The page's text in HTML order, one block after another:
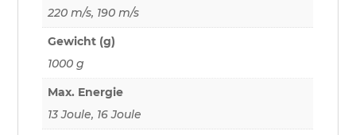
220 m/s, 190 m/s
Gewicht (g)
1000 g
Max. Energie
13 Joule, 16 Joule